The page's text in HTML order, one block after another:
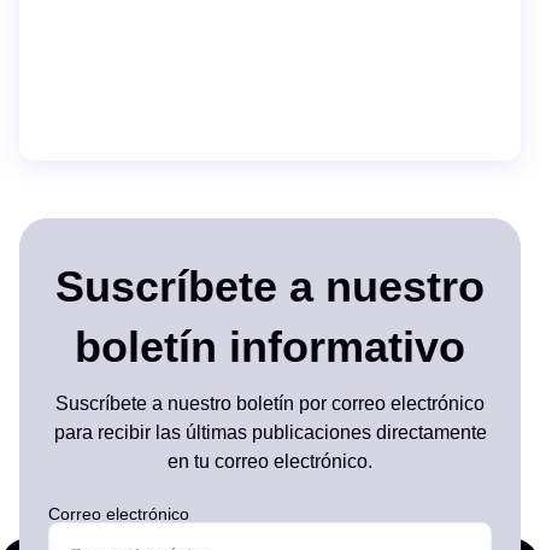
Suscríbete a nuestro
boletín informativo
Suscríbete a nuestro boletín por correo electrónico
para recibir las últimas publicaciones directamente
en tu correo electrónico.
Correo electrónico